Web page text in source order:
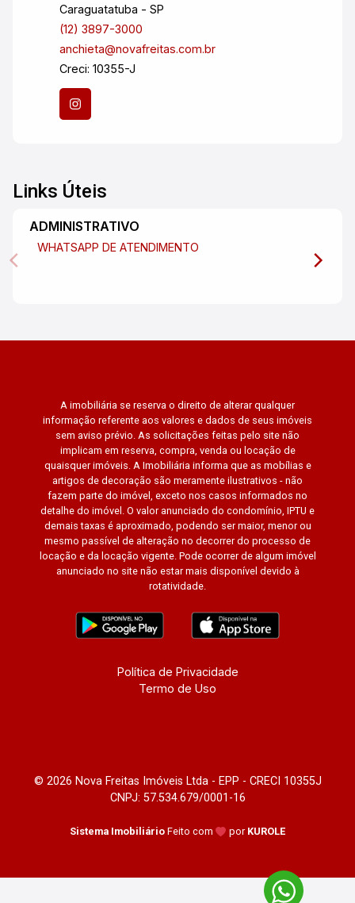
Caraguatatuba - SP
(12) 3897-3000
anchieta@novafreitas.com.br
Creci: 10355-J
Links Úteis
ADMINISTRATIVO
WHATSAPP DE ATENDIMENTO
A imobiliária se reserva o direito de alterar qualquer
informação referente aos valores e dados de seus imóveis
sem aviso prévio. As solicitações feitas pelo site não
implicam em reserva, compra, venda ou locação de
quaisquer imóveis. A Imobiliária informa que as mobílias e
artigos de decoração são meramente ilustrativos - não
fazem parte do imóvel, exceto nos casos informados no
detalhe do imóvel. O valor anunciado do condomínio, IPTU e
demais taxas é aproximado, podendo ser maior, menor ou
mesmo passível de alteração no decorrer do processo de
locação e da locação vigente. Pode ocorrer de algum imóvel
anunciado no site não estar mais disponível devido à
rotatividade.
Política de Privacidade
Termo de Uso
© 2026 Nova Freitas Imóveis Ltda - EPP - CRECI 10355J
CNPJ: 57.534.679/0001-16
Sistema Imobiliário Feito com por KUROLE